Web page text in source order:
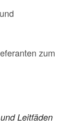
zum
Leitfäden